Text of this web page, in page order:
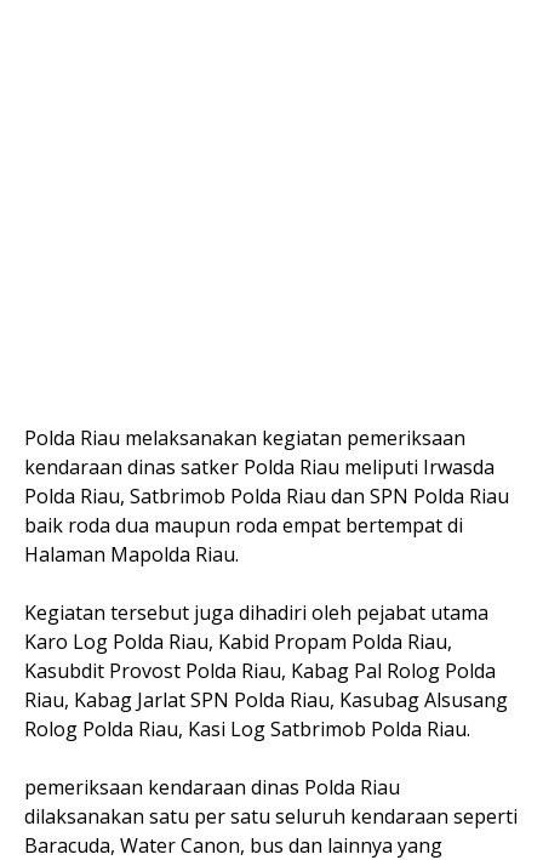
Polda Riau melaksanakan kegiatan pemeriksaan
kendaraan dinas satker Polda Riau meliputi Irwasda
Polda Riau, Satbrimob Polda Riau dan SPN Polda Riau
baik roda dua maupun roda empat bertempat di
Halaman Mapolda Riau.
Kegiatan tersebut juga dihadiri oleh pejabat utama
Karo Log Polda Riau, Kabid Propam Polda Riau,
Kasubdit Provost Polda Riau, Kabag Pal Rolog Polda
Riau, Kabag Jarlat SPN Polda Riau, Kasubag Alsusang
Rolog Polda Riau, Kasi Log Satbrimob Polda Riau.
pemeriksaan kendaraan dinas Polda Riau
dilaksanakan satu per satu seluruh kendaraan seperti
Baracuda, Water Canon, bus dan lainnya yang